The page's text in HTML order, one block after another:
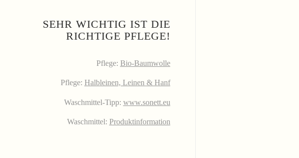
SEHR WICHTIG IST DIE
RICHTIGE PFLEGE!
Pflege: Bio-Baumwolle
Pflege: Halbleinen, Leinen & Hanf
Waschmittel-Tipp: www.sonett.eu
Waschmittel: Produktinformation